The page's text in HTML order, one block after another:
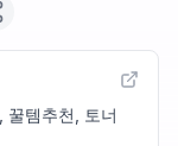
꿀템추천, 토너